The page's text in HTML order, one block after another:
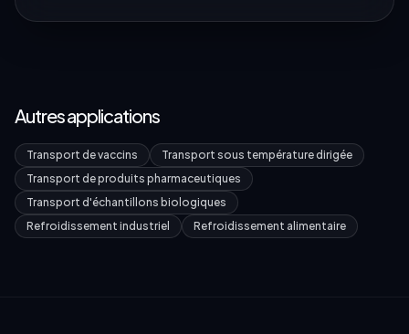
Autres applications
Transport de vaccins
Transport sous température dirigée
Transport de produits pharmaceutiques
Transport d'échantillons biologiques
Refroidissement industriel
Refroidissement alimentaire